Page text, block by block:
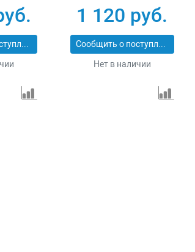
Сообщить о поступлении
1 120 руб.
Сообщить о поступлении
Нет в наличии